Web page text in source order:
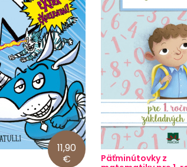
11,90
€
Päťminútovky z